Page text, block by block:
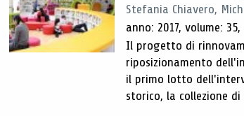
Stefania Chiavero,
anno: 2017, volume:
Il progetto di
riposizionamento
il primo lotto
storico, la collezione di